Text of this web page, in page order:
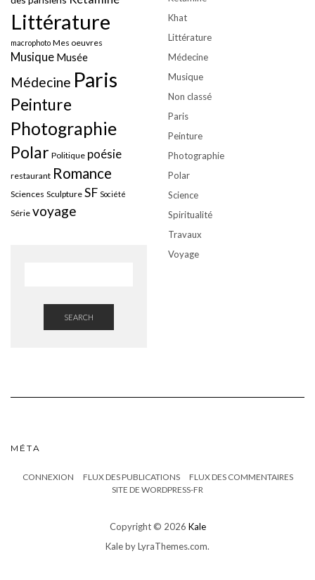
Littérature
macrophoto Mes oeuvres
Musique Musée
Médecine Paris
Peinture
Photographie
Polar Politique poésie
restaurant Romance
Sciences Sculpture SF Société
Série voyage
SEARCH
Khat
Littérature
Médecine
Musique
Non classé
Paris
Peinture
Photographie
Polar
Science
Spiritualité
Travaux
Voyage
MÉTA
CONNEXION FLUX DES PUBLICATIONS
FLUX DES COMMENTAIRES
SITE DE WORDPRESS-FR
Copyright © 2026 Kale
Kaleby LyraThemes.com.